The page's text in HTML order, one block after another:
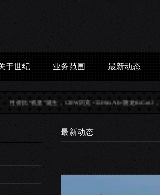
于世纪 业务范围 最新动态
“机皇”诞生，120W闪充+5500mAh+骁龙8sGen3，跌至
最新动态